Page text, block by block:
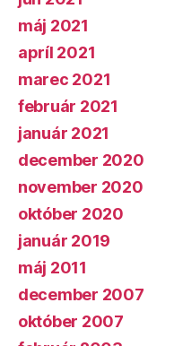
máj 2021
apríl 2021
marec 2021
február 2021
január 2021
december 2020
november 2020
október 2020
január 2019
máj 2011
december 2007
október 2007